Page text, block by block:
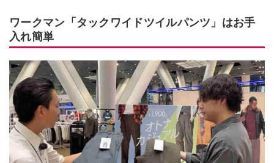
ワークマン「タックワイドツイルパンツ」はお手
入れ簡単